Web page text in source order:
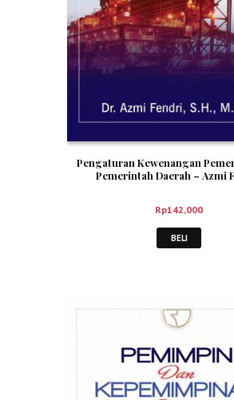
Pengaturan Kewenangan
Pemerintah Daerah – Azmi
Rp142,000
BELI